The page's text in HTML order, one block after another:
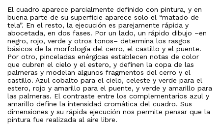
El cuadro aparece parcialmente definido con pintura, y en
buena parte de su superficie aparece solo el “matado de
tela”. En el resto, la ejecución es parejamente rápida y
abocetada, en dos fases. Por un lado, un rápido dibujo –en
negro, rojo, verde y otros tonos– determina los rasgos
básicos de la morfología del cerro, el castillo y el puente.
Por otro, pinceladas enérgicas establecen notas de color
que cubren el cielo y el estero, y definen la copa de las
palmeras y modelan algunos fragmentos del cerro y el
castillo. Azul cobalto para el cielo, celeste y verde para el
estero, rojo y amarillo para el puente, y verde y amarillo para
las palmeras. El contraste entre los complementarios azul y
amarillo define la intensidad cromática del cuadro. Sus
dimensiones y su rápida ejecución nos permite pensar que la
pintura fue realizada al aire libre.